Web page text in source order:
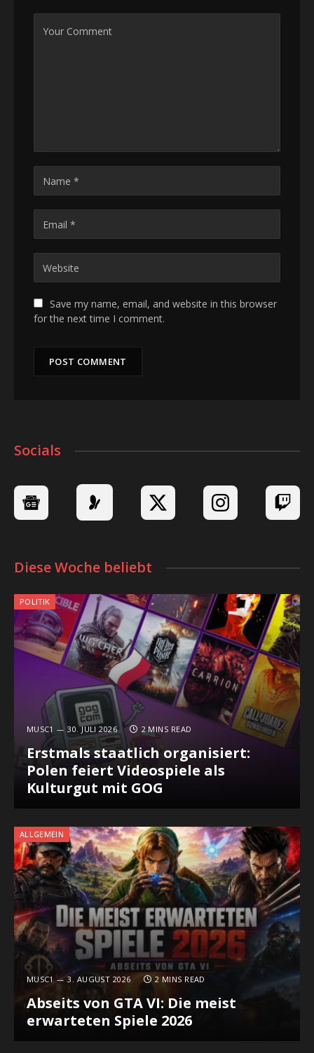
Save my name, email, and website in this browser
for the next time I comment.
Socials
Diese Woche beliebt
POLITIK
MUSC1 30. JULI 2026 2 MINS READ
Erstmals staatlich organisiert:
Polen feiert Videospiele als
Kulturgut mit GOG
ALLGEMEIN
MUSC1 3. AUGUST 2026 2 MINS READ
Abseits von GTA VI: Die meist
erwarteten Spiele 2026